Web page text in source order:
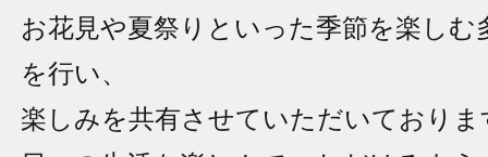
お花見や夏祭りといった季節を楽し
を行い、
楽しみを共有させていただいておりま